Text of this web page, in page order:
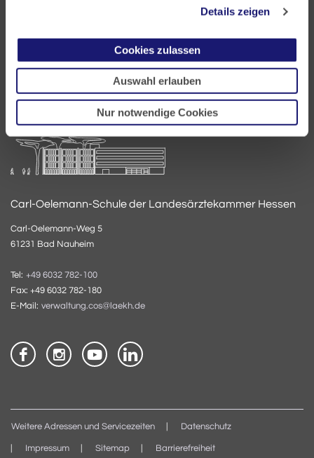
Details zeigen
Cookies zulassen
Auswahl erlauben
Nur notwendige Cookies
Akademie für Ärztliche Fort- und Weiterbildung
Fax: +49 6032 782-220
akademie@laekh.de
Carl-Oelemann-Schule der Landesärztekammer Hessen
Carl-Oelemann-Weg 5
61231 Bad Nauheim
Tel: +49 6032 782-100
Fax: +49 6032 782-180
E-Mail: verwaltung.cos@laekh.de
Weitere Adressen und Servicezeiten Datenschutz
Impressum Sitemap Barrierefreiheit